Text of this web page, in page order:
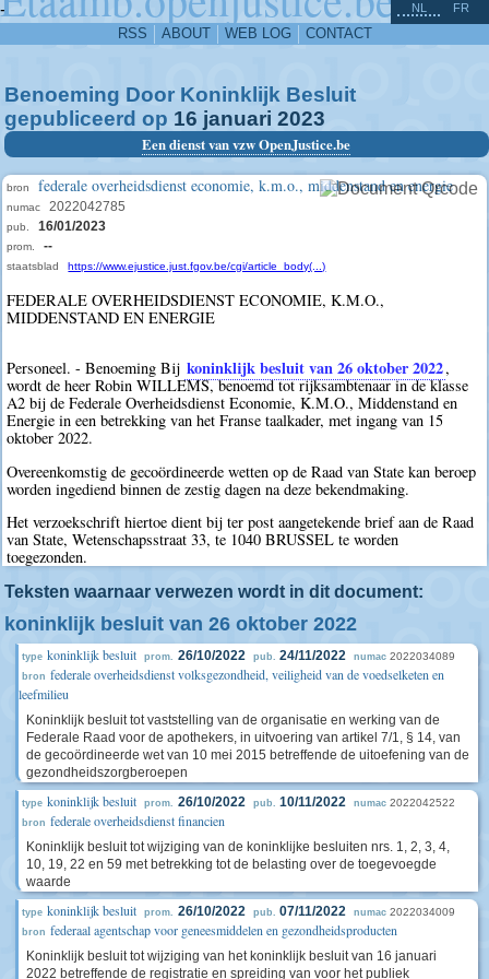
-
RSS ABOUT WEB LOG CONTACT
NL FR
Benoeming Door Koninklijk Besluit
gepubliceerd op 16 januari 2023
Een dienst van vzw OpenJustice.be
bron federale overheidsdienst economie, k.m.o., middenstand en energie
numac 2022042785
pub. 16/01/2023
prom. --
staatsblad https://www.ejustice.just.fgov.be/cgi/article_body(...)
FEDERALE OVERHEIDSDIENST ECONOMIE, K.M.O.,
MIDDENSTAND EN ENERGIE
Personeel. - Benoeming Bij koninklijk besluit van 26 oktober 2022,
wordt de heer Robin WILLEMS, benoemd tot rijksambtenaar in de klasse
A2 bij de Federale Overheidsdienst Economie, K.M.O., Middenstand en
Energie in een betrekking van het Franse taalkader, met ingang van 15
oktober 2022.
Overeenkomstig de gecoördineerde wetten op de Raad van State kan beroep
worden ingediend binnen de zestig dagen na deze bekendmaking.
Het verzoekschrift hiertoe dient bij ter post aangetekende brief aan de Raad
van State, Wetenschapsstraat 33, te 1040 BRUSSEL te worden
toegezonden.
Teksten waarnaar verwezen wordt in dit document:
koninklijk besluit van 26 oktober 2022
type koninklijk besluit prom. 26/10/2022 pub. 24/11/2022 numac 2022034089
bron federale overheidsdienst volksgezondheid, veiligheid van de voedselketen en
leefmilieu
Koninklijk besluit tot vaststelling van de organisatie en werking van de
Federale Raad voor de apothekers, in uitvoering van artikel 7/1, § 14, van
de gecoördineerde wet van 10 mei 2015 betreffende de uitoefening van de
gezondheidszorgberoepen
type koninklijk besluit prom. 26/10/2022 pub. 10/11/2022 numac 2022042522
bron federale overheidsdienst financien
Koninklijk besluit tot wijziging van de koninklijke besluiten nrs. 1, 2, 3, 4,
10, 19, 22 en 59 met betrekking tot de belasting over de toegevoegde
waarde
type koninklijk besluit prom. 26/10/2022 pub. 07/11/2022 numac 2022034009
bron federaal agentschap voor geneesmiddelen en gezondheidsproducten
Koninklijk besluit tot wijziging van het koninklijk besluit van 16 januari
2022 betreffende de registratie en spreiding van voor het publiek
^